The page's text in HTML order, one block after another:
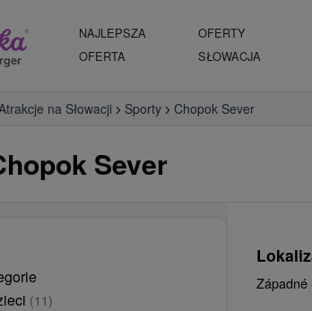
NAJLEPSZA
OFERTA
OFERTY
SŁOWACJA
na Słowacji Sporty Chopok Sever
Sever
(11)
Západné